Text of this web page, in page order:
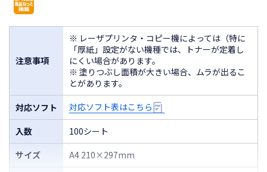
注意事項
※ レーザプリンタ・コピー機によっては（特に
「厚紙」設定がない機種では、トナーが定着し
にくい場合があります。
※ 塗りつぶし面積が大きい場合、ムラが出るこ
とがあります。
対応ソフト 対応ソフト表はこちら
入数
100シート
サイズ
A4 210×297mm